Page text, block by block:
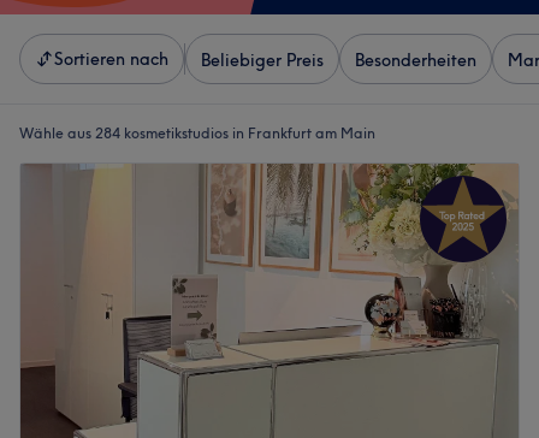
Sortieren nach Beliebiger Preis Besonderheiten
Wähle aus 284 kosmetikstudios in Frankfurt am Main